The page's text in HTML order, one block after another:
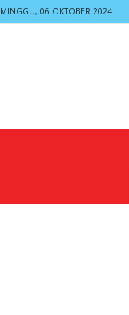
MINGGU, 06 OKTOBER 2024